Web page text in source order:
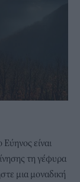
είναι
τη γέφυρα
μια μοναδική